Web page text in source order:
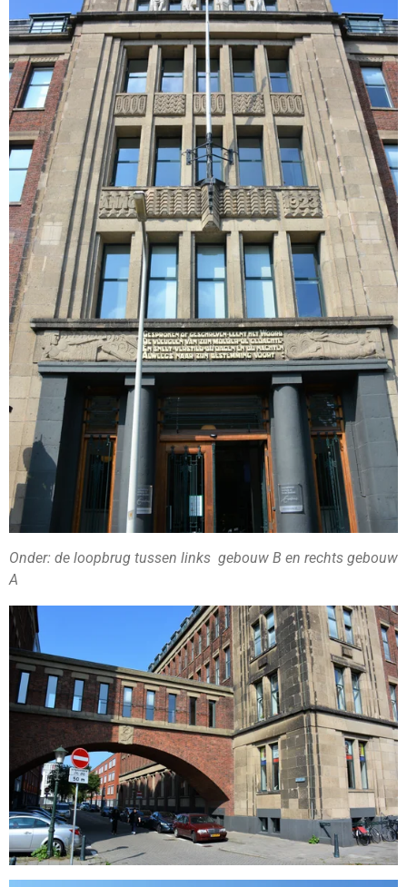
Onder: de loopbrug tussen links gebouw B en rechts gebouw
A